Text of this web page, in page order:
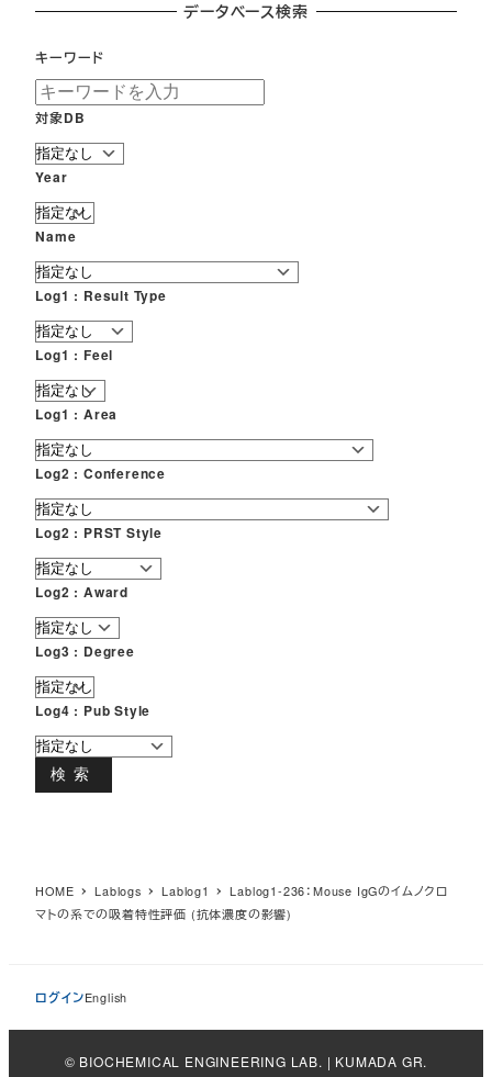
データベース検索
キーワード
対象DB
Year
Name
Log1 : Result Type
Log1 : Feel
Log1 : Area
Log2 : Conference
Log2 : PRST Style
Log2 : Award
Log3 : Degree
Log4 : Pub Style
検索
HOME Lablogs Lablog1
Lablog1-236：Mouse IgGのイムノクロ
マトの系での吸着特性評価 (抗体濃度の影響)
ログインEnglish
© BIOCHEMICAL ENGINEERING LAB. | KUMADA GR.